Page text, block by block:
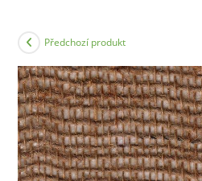
Předchozí produkt